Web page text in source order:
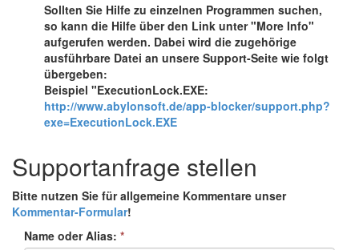
Sollten Sie Hilfe zu einzelnen Programmen suchen,
so kann die Hilfe über den Link unter "More Info"
aufgerufen werden. Dabei wird die zugehörige
ausführbare Datei an unsere Support-Seite wie folgt
übergeben:
Beispiel "ExecutionLock.EXE:
http://www.abylonsoft.de/app-blocker/support.php?
exe=ExecutionLock.EXE
Supportanfrage stellen
Bitte nutzen Sie für allgemeine Kommentare unser
Kommentar-Formular!
Name oder Alias: *